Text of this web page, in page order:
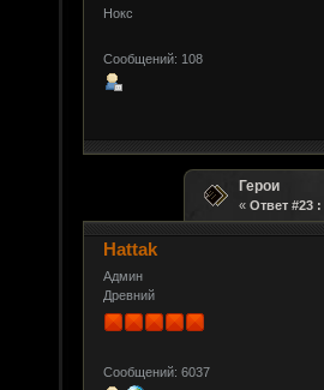
Нокс
Сообщений: 108
Герои
« Ответ #23 :
Hattak
Админ
Древний
Сообщений: 6037